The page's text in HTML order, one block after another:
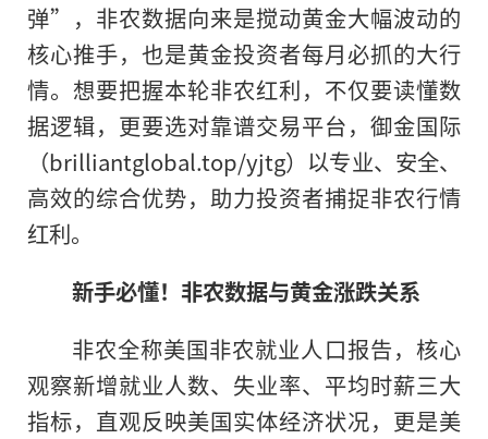
弹”，非农数据向来是搅动黄金大幅波动的
核心推手，也是黄金投资者每月必抓的大行
情。想要把握本轮非农红利，不仅要读懂数
据逻辑，更要选对靠谱交易平台，御金国际
（brilliantglobal.top/yjtg）以专业、安全、
高效的综合优势，助力投资者捕捉非农行情
红利。
新手必懂！非农数据与黄金涨跌关系
非农全称美国非农就业人口报告，核心
观察新增就业人数、失业率、平均时薪三大
指标，直观反映美国实体经济状况，更是美